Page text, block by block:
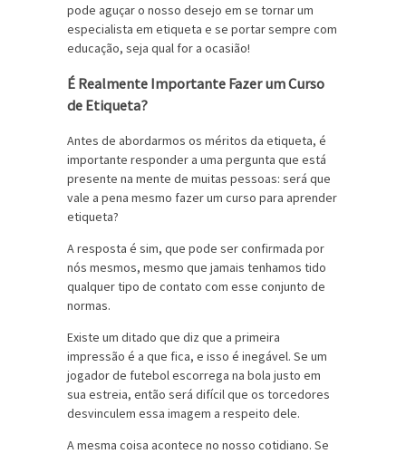
pode aguçar o nosso desejo em se tornar um
especialista em etiqueta e se portar sempre com
educação, seja qual for a ocasião!
É Realmente Importante Fazer um Curso
de Etiqueta?
Antes de abordarmos os méritos da etiqueta, é
importante responder a uma pergunta que está
presente na mente de muitas pessoas: será que
vale a pena mesmo fazer um curso para aprender
etiqueta?
A resposta é sim, que pode ser confirmada por
nós mesmos, mesmo que jamais tenhamos tido
qualquer tipo de contato com esse conjunto de
normas.
Existe um ditado que diz que a primeira
impressão é a que fica, e isso é inegável. Se um
jogador de futebol escorrega na bola justo em
sua estreia, então será difícil que os torcedores
desvinculem essa imagem a respeito dele.
A mesma coisa acontece no nosso cotidiano. Se